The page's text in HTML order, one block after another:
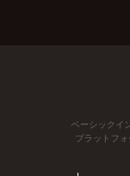
ベーシックイ
プラットフ